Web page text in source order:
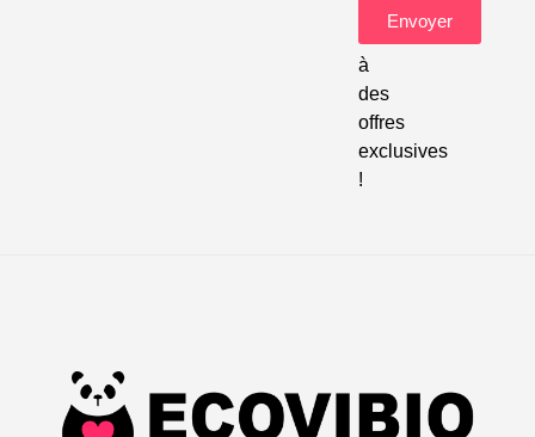
à
des
offres
exclusives
!
Envoyer